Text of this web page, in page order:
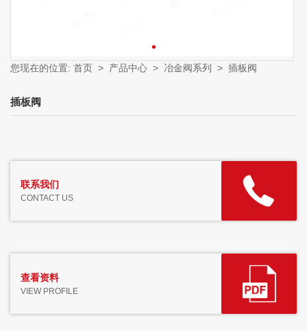
您现在的位置: 首页 > 产品中心 > 冶金阀系列 > 插板阀
插板阀
联系我们
CONTACT US
查看资料
VIEW PROFILE